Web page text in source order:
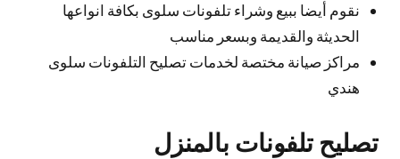
نقوم أيضا ببيع وشراء تلفونات سلوى بكافة انواعها
الحديثة والقديمة وبسعر مناسب
مراكز صيانة مختصة لخدمات تصليح التلفونات سلوى
هندي
تصليح تلفونات بالمنزل